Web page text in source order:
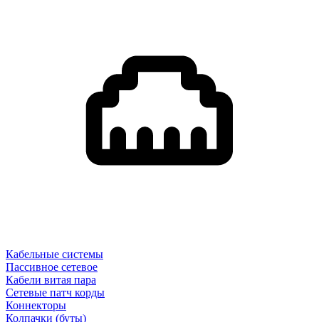
Кабельные системы
Пассивное сетевое
Кабели витая пара
Сетевые патч корды
Коннекторы
Колпачки (буты)